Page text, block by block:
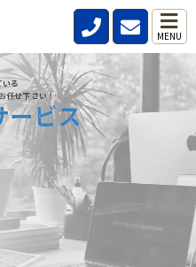
MENU
いる
任せ下さい！
ービス
いる
任せ下さい！
ービス
いる
任せ下さい！
ービス